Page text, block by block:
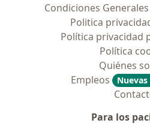
Condiciones
Politica
Política privacidad
Política
Quiénes
Empleos
Para los